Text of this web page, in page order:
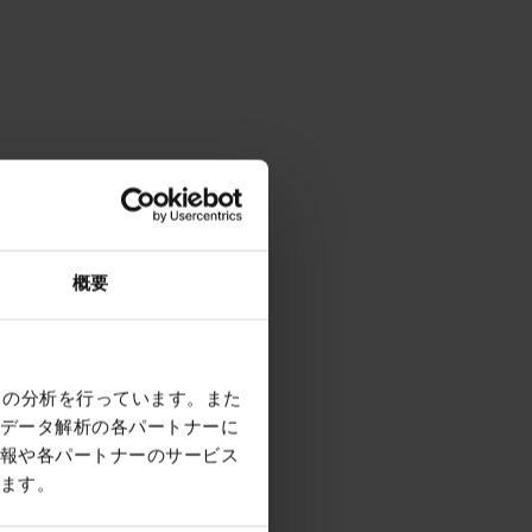
概要
分析を行っています。また
ータ解析の各パートナーに
や各パートナーのサービス
す。